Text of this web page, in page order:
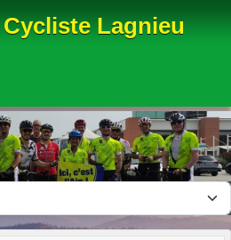
Lagnieu